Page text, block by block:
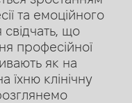
та емоційного
що
професійної
як на
їхню клінічну